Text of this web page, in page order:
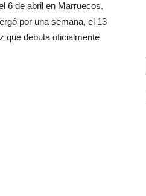
6 de abril en Marruecos.
por una semana, el 13
que debuta oficialmente